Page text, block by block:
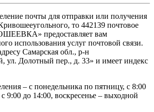
почты для отправки или получения
то 442139 почтовое
предоставляет вам
использования услуг почтовой связи.
Самарская обл., р-н
ул. Долотный пер., д. 33» и имеет индекс
– с понедельника по пятницу, с 8:00
9:00 до 14:00, воскресенье – выходной